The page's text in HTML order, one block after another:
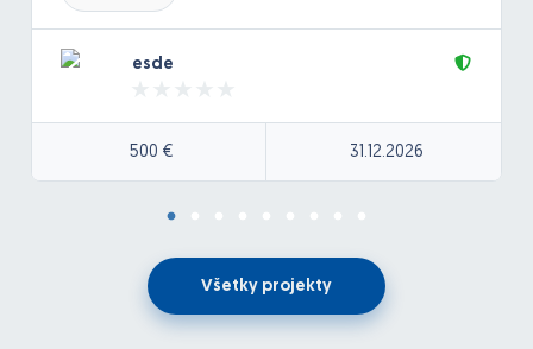
spoločnice zadávať inzeráty. fotky.
Tu pridávam stránku ako príklad pre predstavu:
esde
500 € 31.12.2026
Všetky projekty